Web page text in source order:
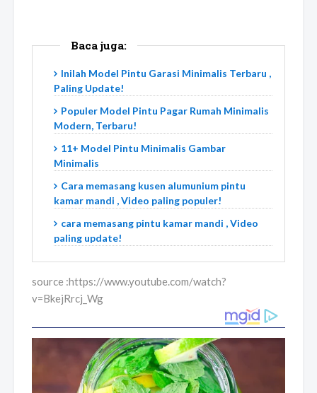
Baca juga:
Inilah Model Pintu Garasi Minimalis Terbaru ,
Paling Update!
Populer Model Pintu Pagar Rumah Minimalis
Modern, Terbaru!
11+ Model Pintu Minimalis Gambar
Minimalis
Cara memasang kusen alumunium pintu
kamar mandi , Video paling populer!
cara memasang pintu kamar mandi , Video
paling update!
source :https://www.youtube.com/watch?
v=BkejRrcj_Wg